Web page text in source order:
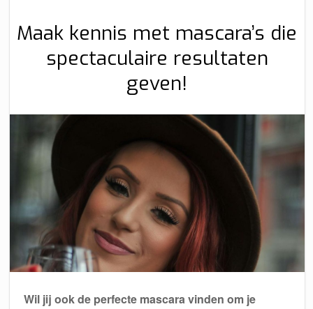
Maak kennis met mascara’s die
spectaculaire resultaten
geven!
Wil jij ook de perfecte mascara vinden om je